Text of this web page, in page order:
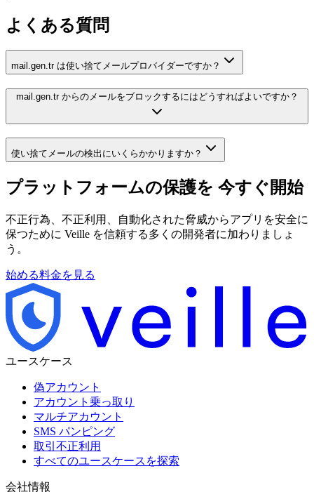
よくある質問
mail.gen.tr は使い捨てメールプロバイダーですか？
mail.gen.tr からのメールをブロックするにはどうすればよいですか？
使い捨てメールの検出にいくらかかりますか？
プラットフォームの保護を 今すぐ開始
不正行為、不正利用、自動化された脅威からアプリを安全に
保つために Veille を信頼する多くの開発者に加わりましょ
う。
始める料金を見る
ユースケース
偽アカウント
アカウント乗っ取り
マルチアカウント
SMS パンピング
取引不正利用
すべてのユースケースを探索
会社情報